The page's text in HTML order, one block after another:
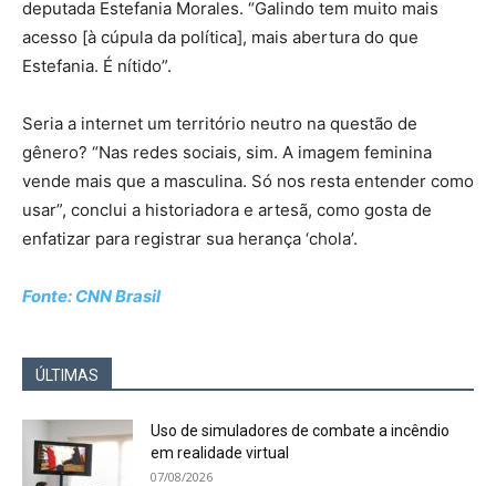
deputada Estefania Morales. “Galindo tem muito mais
acesso [à cúpula da política], mais abertura do que
Estefania. É nítido”.
Seria a internet um território neutro na questão de
gênero? “Nas redes sociais, sim. A imagem feminina
vende mais que a masculina. Só nos resta entender como
usar”, conclui a historiadora e artesã, como gosta de
enfatizar para registrar sua herança ‘chola’.
Fonte: CNN Brasil
ÚLTIMAS
Uso de simuladores de combate a incêndio
em realidade virtual
07/08/2026